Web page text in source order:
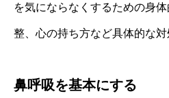
を気にならなくするための身
整、心の持ち方など具体的な対
鼻呼吸を基本にする